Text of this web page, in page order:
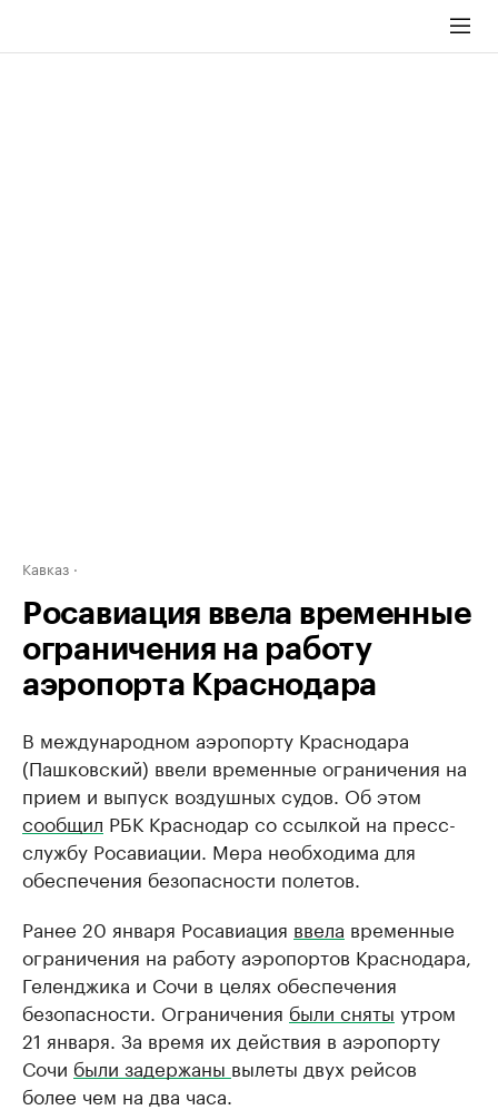
Кавказ
Росавиация ввела временные
ограничения на работу
аэропорта Краснодара
В международном аэропорту Краснодара
(Пашковский) ввели временные ограничения на
прием и выпуск воздушных судов. Об этом
сообщил РБК Краснодар со ссылкой на пресс-
службу Росавиации. Мера необходима для
обеспечения безопасности полетов.
Ранее 20 января Росавиация ввела временные
ограничения на работу аэропортов Краснодара,
Геленджика и Сочи в целях обеспечения
безопасности. Ограничения были сняты утром
21 января. За время их действия в аэропорту
Сочи были задержаны вылеты двух рейсов
более чем на два часа.